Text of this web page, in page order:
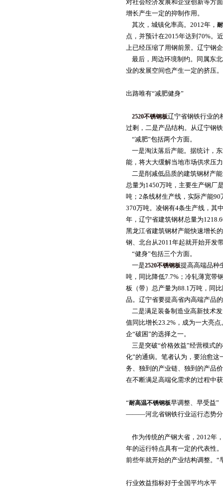
对社会经济发展和企业创新等方
增长产生一定的抑制作用。
其次，城镇化率高。2012年，
点，并预计在2015年达到70%。
上已经压缩了用钢前景。辽宁钢
最后，周边环境制约。同属东
业的发展空间也产生一定的挤压
出路唯有“减肥健身”
2520不锈钢板辽宁省钢铁行业的
过剩，二是产品结构。从辽宁钢
“减肥”包括两个方面。
一是淘汰落后产能。据统计，
能，将大大缓解当地市场供求压
二是削减低品质的建筑钢材产
总量为1450万吨，主要生产钢厂
吨；2条线材生产线，实际产能
370万吨。凌钢有4条生产线，其
年，辽宁省建筑钢材总量为
黑龙江省建筑钢材产能快速增长
钢、北台从2011年起就开始开发
“健身”包括三个方面。
一是2520不锈钢板提高高端品种
吨，同比降低7.7%；冷轧薄宽带
板（带）总产量为88.1万吨，同
品。辽宁省要提高省内高端产品
二是满足装备制造业高新技术
值同比增长23.2%，成为一大亮
企“破困”的选择之一。
三是突破“价格效益”经营模式
化”的通病。笔者认为，要治愈这
务、独到的产业链、独到的产品
在不断满足高端化需求的过程中
“耐高温不锈钢板早调整、早受益”
———河北省钢铁行业运行态势
作为传统的产钢大省，2012年
年的运行特点具有一定的代表性
前些年就开始的产业结构调整。
行业效益指标好于全国平均水平